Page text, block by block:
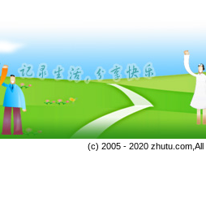
(c) 2005 - 2020